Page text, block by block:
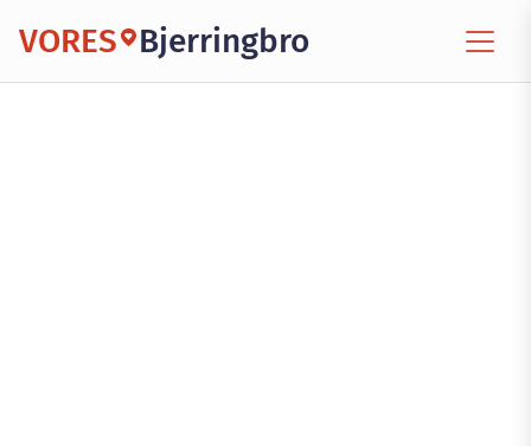
VORES Bjerringbro